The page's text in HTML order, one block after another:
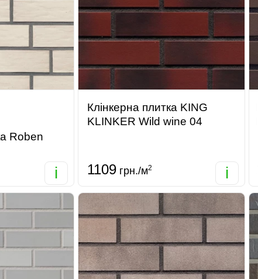
Roben
i
Клінкерна плитка KING
KLINKER Wild wine 04
1109грн./м2 i